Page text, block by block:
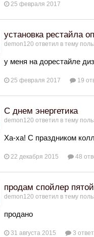
25 февраля 2017
установка рестайла
demon120 ответил в тему
у меня на дорестайле
25 февраля 2017 19
С днем энергетика
demon120 ответил в тему
Ха-ха! С праздником
22 декабря 2015 48
продам спойлер
demon120 ответил в тему
продано
31 августа 2015 3